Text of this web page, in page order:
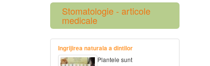
Stomatologie - articole
medicale
Ingrijirea naturala a dintilor
Plantele sunt